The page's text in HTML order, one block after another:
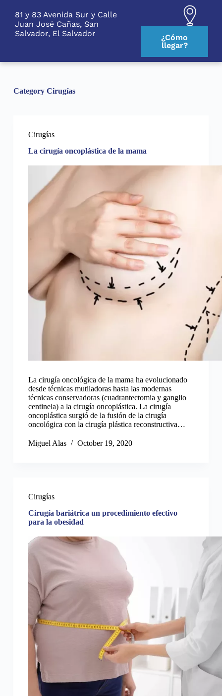
c
81 y 83 Avenida Sur y Calle
Juan José Cañas, San
Salvador, El Salvador
¿Cómo
llegar?
CategoryCirugías
Cirugías
La cirugía oncoplástica de la mama
La cirugía oncológica de la mama ha evolucionado
desde técnicas mutiladoras hasta las modernas
técnicas conservadoras (cuadrantectomia y ganglio
centinela) a la cirugía oncoplástica. La cirugía
oncoplástica surgió de la fusión de la cirugía
oncológica con la cirugía plástica reconstructiva…
Miguel Alas October 19, 2020
Cirugías
Cirugía bariátrica un procedimiento efectivo
para la obesidad